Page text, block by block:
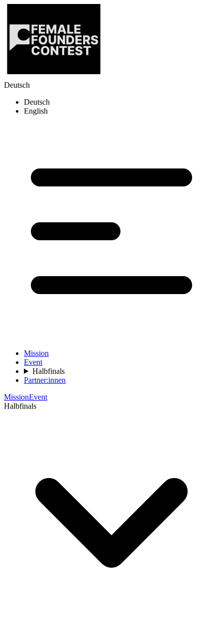
Deutsch
Deutsch
English
Mission
Event
Halbfinals
Partner:innen
MissionEvent
Halbfinals